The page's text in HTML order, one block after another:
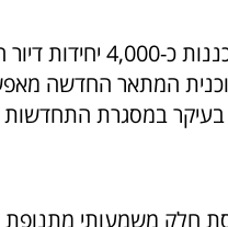
בהוד השרון לבדה,
חלק משמעותי